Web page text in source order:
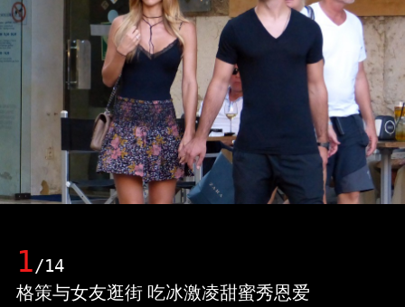
1/14
格策与女友逛街 吃冰激凌甜蜜秀恩爱